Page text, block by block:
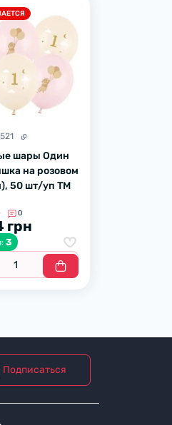
шары Один
на розовом
50 шт/уп TM
0
грн
3
Подписаться